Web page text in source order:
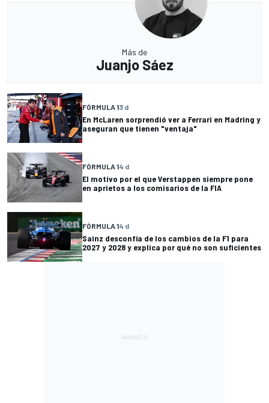
Más de
Juanjo Sáez
FÓRMULA 13 d
En McLaren sorprendió ver a Ferrari en Madring y
aseguran que tienen "ventaja"
FÓRMULA 14 d
El motivo por el que Verstappen siempre pone
en aprietos a los comisarios de la FIA
FÓRMULA 14 d
Sainz desconfía de los cambios de la F1 para
2027 y 2028 y explica por qué no son suficientes